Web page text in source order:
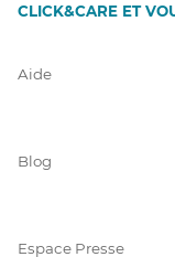
CLICK&CARE ET
Aide
Blog
Espace Presse